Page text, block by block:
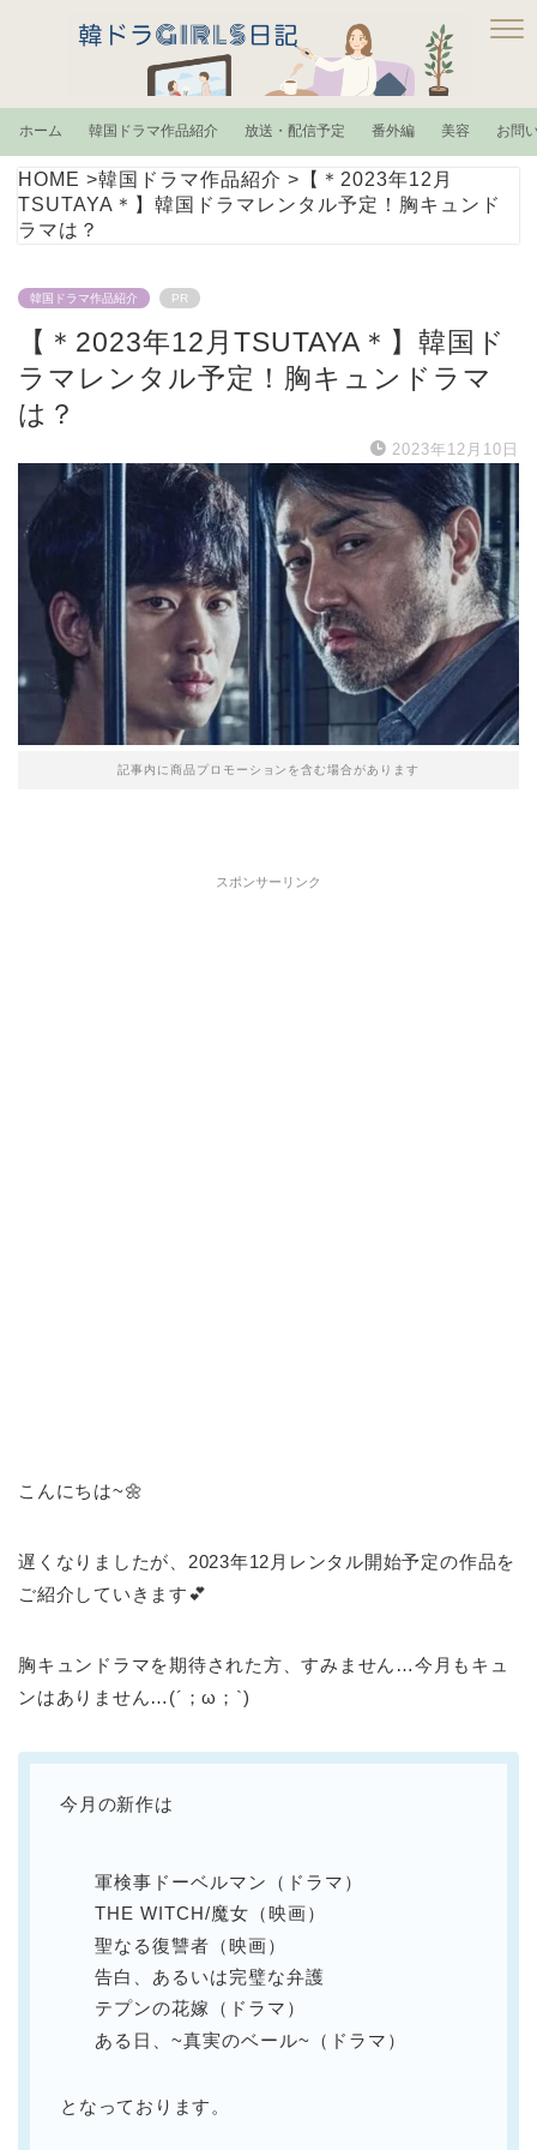
ホーム 韓国ドラマ作品紹介 放送・配信予定 番外編 美容 お問
HOME >韓国ドラマ作品紹介 > 【＊2023年12月
TSUTAYA＊】韓国ドラマレンタル予定！胸キュンド
ラマは？
韓国ドラマ作品紹介 PR
【＊2023年12月TSUTAYA＊】韓国ド
ラマレンタル予定！胸キュンドラマ
は？
2023年12月10日
記事内に商品プロモーションを含む場合があります
スポンサーリンク
こんにちは~🌼
遅くなりましたが、2023年12月レンタル開始予定の作品を
ご紹介していきます💕
胸キュンドラマを期待された方、すみません…今月もキュ
ンはありません…(´；ω；`)
今月の新作は
軍検事ドーベルマン（ドラマ）
THE WITCH/魔女（映画）
聖なる復讐者（映画）
告白、あるいは完璧な弁護
テプンの花嫁（ドラマ）
ある日、~真実のベール~（ドラマ）
となっております。